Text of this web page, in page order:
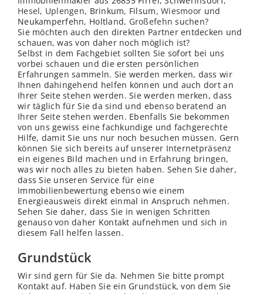
Hesel, Uplengen, Brinkum, Filsum,Wiesmoor und
Neukamperfehn, Holtland, Großefehn suchen?
Sie möchten auch den direkten Partner entdecken und
schauen, was von daher noch möglich ist?
Selbst in dem Fachgebiet sollten Sie sofort bei uns
vorbei schauen und die ersten persönlichen
Erfahrungen sammeln. Sie werden merken, dass wir
Ihnen dahingehend helfen können und auch dort an
Ihrer Seite stehen werden. Sie werden merken, dass
wir täglich für Sie da sind und ebenso beratend an
Ihrer Seite stehen werden. Ebenfalls Sie bekommen
von uns gewiss eine fachkundige und fachgerechte
Hilfe, damit Sie uns nur noch besuchen müssen. Gern
können Sie sich bereits auf unserer Internetpräsenz
ein eigenes Bild machen und in Erfahrung bringen,
was wir noch alles zu bieten haben. Sehen Sie daher,
dass Sie unseren Service für eine
Immobilienbewertung ebenso wie einem
Energieausweis direkt einmal in Anspruch nehmen.
Sehen Sie daher, dass Sie in wenigen Schritten
genauso von daher Kontakt aufnehmen und sich in
diesem Fall helfen lassen.
Grundstück
Wir sind gern für Sie da. Nehmen Sie bitte prompt
Kontakt auf. Haben Sie ein Grundstück, von dem Sie